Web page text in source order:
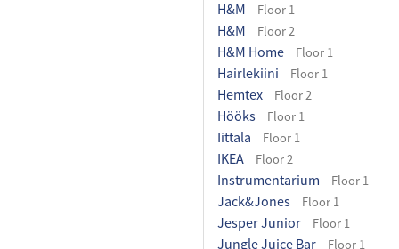
H&M Floor 1
H&M Floor 2
H&M Home Floor 1
Hairlekiini Floor 1
Hemtex Floor 2
Hööks Floor 1
Iittala Floor 1
IKEA Floor 2
Instrumentarium Floor 1
Jack&Jones Floor 1
Jesper Junior Floor 1
Jungle Juice Bar Floor 1